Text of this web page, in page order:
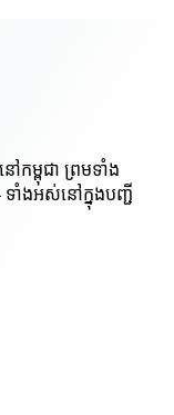
កម្ពុជា ព្រមទាំង
ាំងអស់នៅក្នុងបញ្ជី